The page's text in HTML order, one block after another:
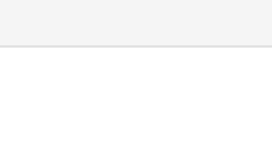
plot akull e borë anash në